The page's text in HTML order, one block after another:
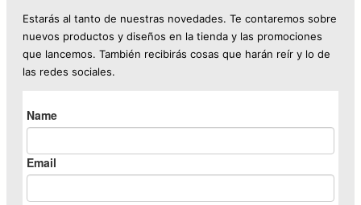
Estarás al tanto de nuestras novedades. Te contaremos sobre
nuevos productos y diseños en la tienda y las promociones
que lancemos. También recibirás cosas que harán reír y lo de
las redes sociales.